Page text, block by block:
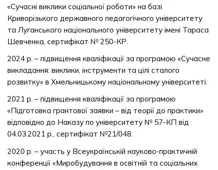
«Сучасні виклики соціальної роботи» на базі
Криворізького державного педагогічного університету
та Луганського національного університету імені Тараса
Шевченка, сертифікат № 250-КР.
2024 р. – підвищення кваліфікації за програмою «Сучасне
викладання: виклики, інструменти та цілі сталого
розвитку» в Хмельницькому національному університеті.
2021 р. – підвищення кваліфікації за програмою
«Підготовка грантової заявки – від теорії до практики»
відповідно до Наказу по університету № 57-КП від
04.03.2021 р., сертифікат №21/048.
2020 р. – участь у Всеукраїнській науково-практичній
конференції «Миробудування в освітній та соціальних